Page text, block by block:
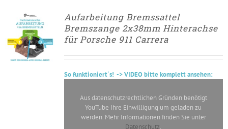
► ZUM
AUFARBEITUNGSANTRAG
/
DETAILS
Aufarbeitung Bremssattel
Bremszange 2x38mm Hinterachse
für Porsche 911 Carrera
Sofunktioniert´s! -> VIDEO bitte komplett ansehen:
Aus datenschutzrechtlichen Gründen benötigt
YouTube Ihre Einwilligung um geladen zu
werden. Mehr Informationen finden Sie unter
Datenschutz.